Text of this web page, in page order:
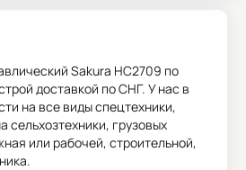
Sakura HC2709 по
доставкой по СНГ. У нас в
на все виды спецтехники,
сельхозтехники, грузовых
или рабочей, строительной,